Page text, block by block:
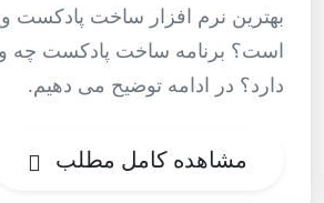
بهترین نرم افزار ساخت پادکست
است؟ برنامه ساخت پادکست چه
دارد؟ در ادامه توضیح می دهیم.
مشاهده کامل مطلب